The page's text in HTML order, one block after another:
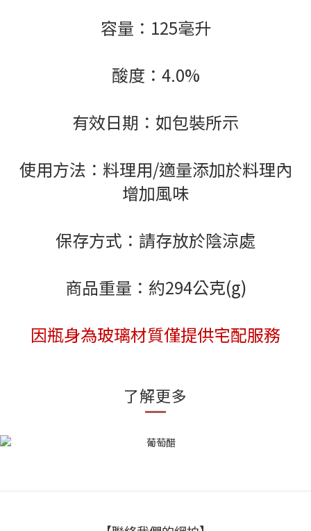
容量：125毫升
酸度：4.0%
有效日期：如包裝所示
使用方法：料理用/適量添加於料理內
增加風味
保存方式：請存放於陰涼處
商品重量：約294公克(g)
因瓶身為玻璃材質僅提供宅配服務
了解更多